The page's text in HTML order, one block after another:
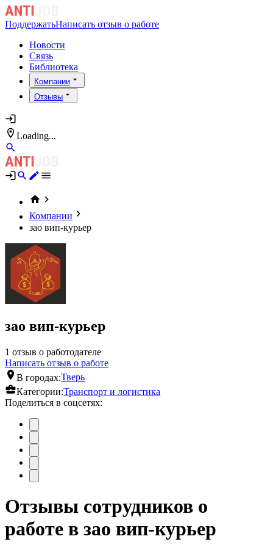
ПоддержатьНаписать отзыв о работе
Новости
Связь
Библиотека
Компании
Отзывы
Loading...
Компании
зао вип-курьер
зао вип-курьер
1 отзыв о работодателе
Написать отзыв о работе
В городах:Тверь
Категории:Транспорт и логистика
Поделиться в соцсетях:
Отзывы сотрудников о
работе в зао вип-курьер